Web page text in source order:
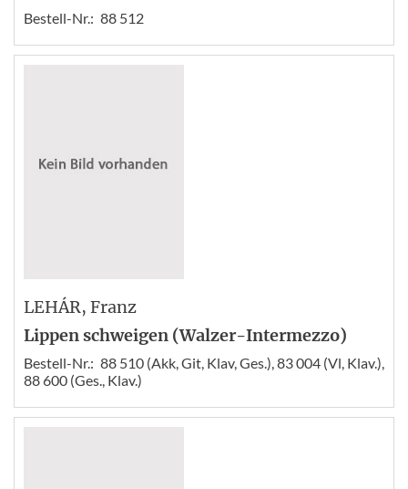
Bestell-Nr.: 88 512
LEHÁR, Franz
Lippen schweigen (Walzer-Intermezzo)
Bestell-Nr.: 88 510 (Akk, Git, Klav, Ges.), 83 004 (Vl, Klav.),
88 600 (Ges., Klav.)